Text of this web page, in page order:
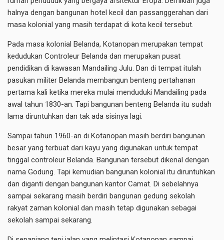
halnya dengan bangunan hotel kecil dan passanggerahan dari
masa kolonial yang masih terdapat di kota kecil tersebut.
Pada masa kolonial Belanda, Kotanopan merupakan tempat
kedudukan Controleur Belanda dan merupakan pusat
pendidikan di kawasan Mandailing Julu. Dan di tempat itulah
pasukan militer Belanda membangun benteng pertahanan
pertama kali ketika mereka mulai menduduki Mandailing pada
awal tahun 1830-an. Tapi bangunan benteng Belanda itu sudah
lama diruntuhkan dan tak ada sisinya lagi.
Sampai tahun 1960-an di Kotanopan masih berdiri bangunan
besar yang terbuat dari kayu yang digunakan untuk tempat
tinggal controleur Belanda. Bangunan tersebut dikenal dengan
nama Godung. Tapi kemudian bangunan kolonial itu diruntuhkan
dan diganti dengan bangunan kantor Camat. Di sebelahnya
sampai sekarang masih berdiri bangunan gedung sekolah
rakyat zaman kolonial dan masih tetap digunakan sebagai
sekolah sampai sekarang.